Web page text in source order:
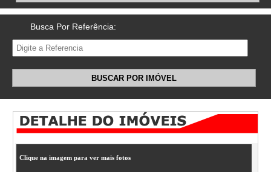
Busca Por Referência:
BUSCAR POR IMÓVEL
Clique na imagem para ver mais fotos